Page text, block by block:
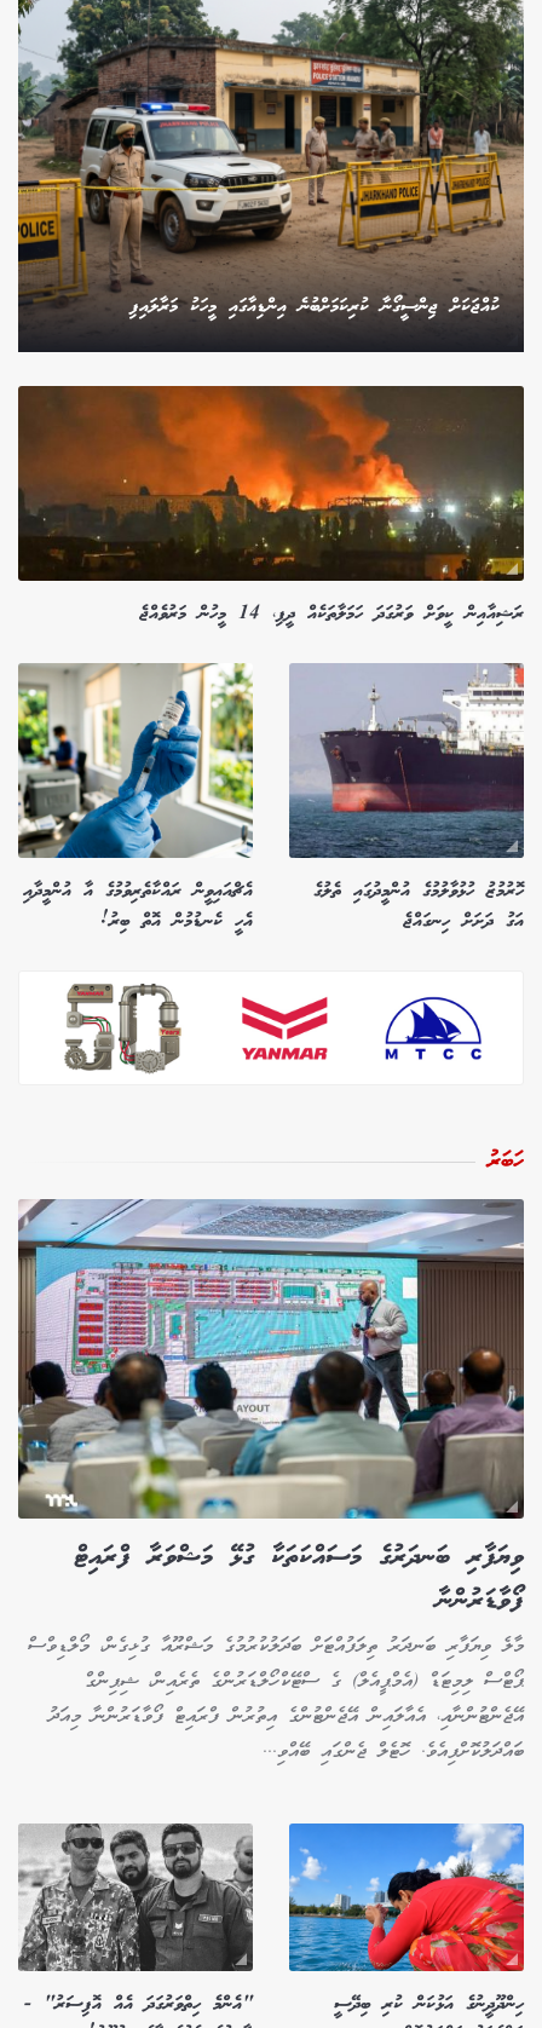
ކުއްޖަކަށް ޖިންސީގޯނާ ކުރިކަމަށްބުނެ އިންޑިއާގައި މީހަކު މަރާލައިފި
ރަޝިއާއިން ކީވަށް ވަރުގަދަ ހަމަލާތަކެއް ދީފި، 14 މީހުން މަރުވެއްޖެ
ހޮރުމުޒު ހުޅުވާލުމުގެ އުންމީދުގައި ތެލުގެ
އަގު ދަށަށް ހިނގައްޖެ
އެޗްއައިވީން ރައްކާތެރިވުމުގެ އާ އުންމީދާއި
އެހީ ކެނޑުމުން އޮތް ބިރު!
ހަބަރު
ވިޔަފާރި ބަނދަރުގެ މަސައްކަތަކާ ގުޅޭ މަޝްވަރާ ފްރައިޓް
ފޯވާޑަރުންނާ
މާލެ ވިޔަފާރި ބަނދަރު ތިލަފުއްޓަށް ބަދަލުކުރުމުގެ މަޝްރޫއާ ގުޅިގެން، މޯލްޑިވްސް
ޕޯޓްސް ލިމިޓަޑް (އެމްޕީއެލް) ގެ ސްޓޭކްހޯލްޑަރުންގެ ތެރެއިން، ޝިޕިންގް
އޭޖެންޓުންނާއި، އެއާލައިން އޭޖެންޓުންގެ އިތުރުން ފްރައިޓް ފޯވާޑަރުންނާ މިއަދު
ބައްދަލުކޮށްފިއެވެ. ހޮޓެލް ޖެންގައި ބޭއްވި...
ހިންދޫދީނުގެ އަޅުކަން ކުރި ބިދޭސީ
"އެންމެ ހިތްވަރުގަދަ އެއް އޮފިސަރު" -